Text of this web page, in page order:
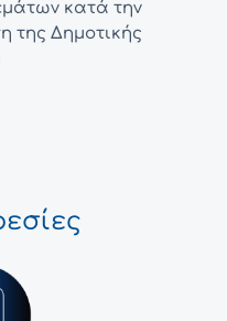
κατά την
της Δημοτικής